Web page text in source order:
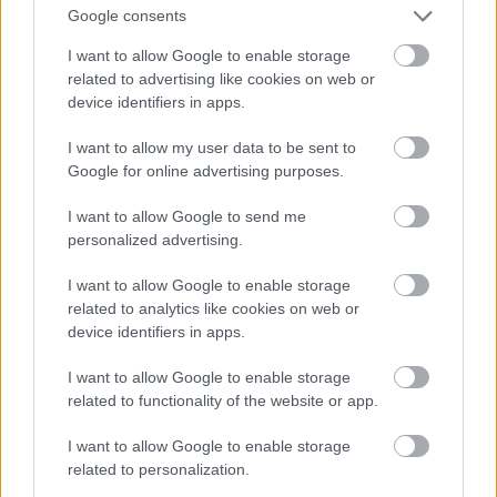
Google consents
I want to allow Google to enable storage
related to advertising like cookies on web or
device identifiers in apps.
I want to allow my user data to be sent to
Google for online advertising purposes.
I want to allow Google to send me
personalized advertising.
I want to allow Google to enable storage
related to analytics like cookies on web or
device identifiers in apps.
I want to allow Google to enable storage
related to functionality of the website or app.
I want to allow Google to enable storage
related to personalization.
Ģeniāls padoms, ko izmanto
uzturēt atkritumu tvertni tīru
un sausu
Sistēma“soda”
vismotivētākos! Rīdziniece ceļ
trauksmi par problēmu
atkritumu šķirošanā, kas skar
tūkstošiem cilvēku
atkritumu savākšanas sistēma
Atcelt Ziņot